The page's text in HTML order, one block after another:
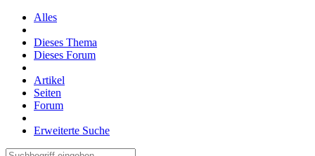
Alles
Dieses Thema
Dieses Forum
Artikel
Seiten
Forum
Erweiterte Suche